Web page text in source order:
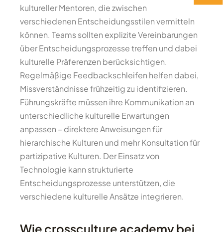
kultureller Mentoren, die zwischen
verschiedenen Entscheidungsstilen vermitteln
können. Teams sollten explizite Vereinbarungen
über Entscheidungsprozesse treffen und dabei
kulturelle Präferenzen berücksichtigen.
Regelmäßige Feedbackschleifen helfen dabei,
Missverständnisse frühzeitig zu identifizieren.
Führungskräfte müssen ihre Kommunikation an
unterschiedliche kulturelle Erwartungen
anpassen – direktere Anweisungen für
hierarchische Kulturen und mehr Konsultation für
partizipative Kulturen. Der Einsatz von
Technologie kann strukturierte
Entscheidungsprozesse unterstützen, die
verschiedene kulturelle Ansätze integrieren.
Wie crossculture academy bei